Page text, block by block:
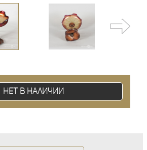
Нет в наличии